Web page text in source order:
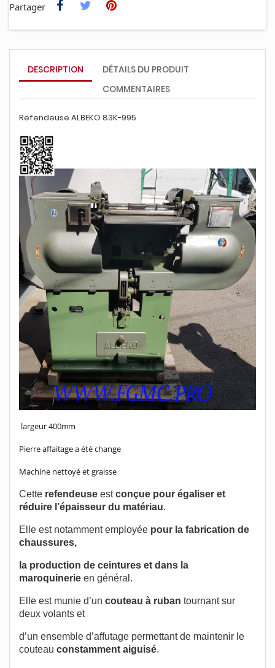
Partager
DESCRIPTION
DÉTAILS DU PRODUIT
COMMENTAIRES
Refendeuse ALBEKO 83K-995
largeur 400mm
Pierre affaitage a été change
Machine nettoyé et graisse
Cette refendeuse estconçue pour égaliser et
réduire l’épaisseur du matériau.
Elle est notamment employée pour la fabrication de
chaussures,
la production de ceintures et dans la
maroquinerie en général.
Elle est munie d’un couteau à ruban tournant sur
deux volants et
d’un ensemble d’affutage permettant de maintenir le
couteau constamment aiguisé.